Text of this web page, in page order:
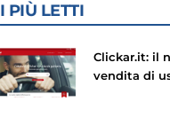
I PIÙ LETTI
Clickar.it: il
vendita di